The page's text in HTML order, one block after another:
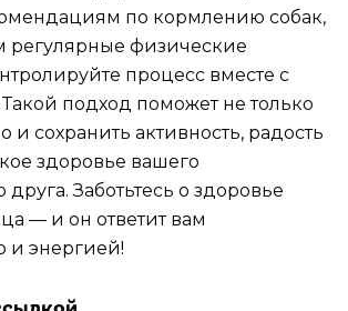
по кормлению собак,
регулярные физические
процесс вместе с
подход поможет не только
и сохранить активность, радость
здоровье вашего
друга. Заботьтесь о здоровье
— и он ответит вам
и энергией!